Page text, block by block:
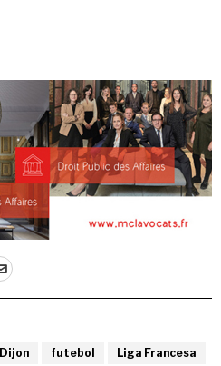
Dijon futebol
Liga Francesa